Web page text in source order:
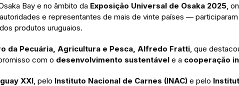
Bay e no âmbito da Exposição Universal de Osaka 2025,
e representantes de mais de vinte países —
produtos uruguaios.
da Pecuária, Agricultura e Pesca, Alfredo Fratti, que
com o desenvolvimento sustentável e a cooperação
XXI, pelo Instituto Nacional de Carnes (INAC) e pelo